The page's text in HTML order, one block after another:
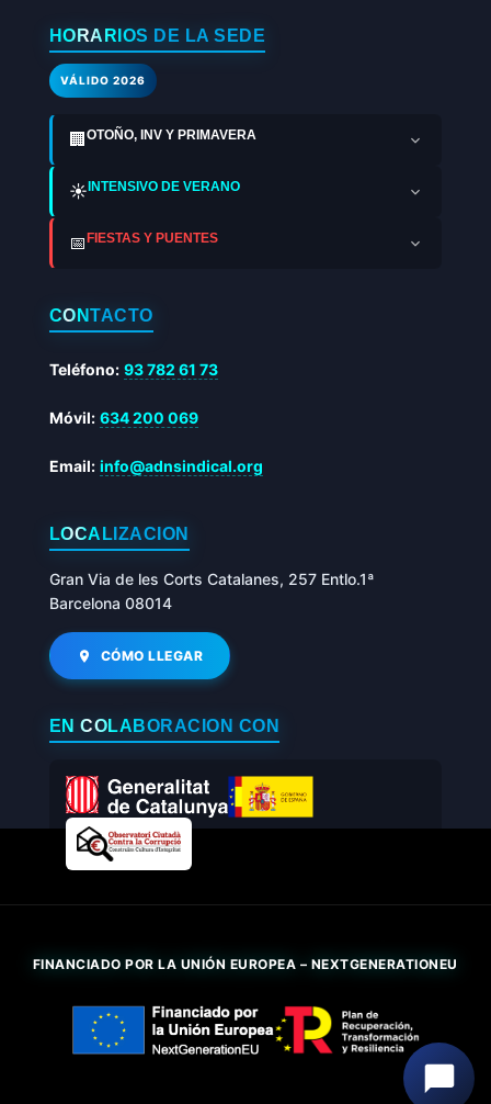
HORARIOS DE LA SEDE
VÁLIDO 2026
🏢 OTOÑO, INV Y PRIMAVERA
☀️INTENSIVO DE VERANO
📅FIESTAS Y PUENTES
CONTACTO
Teléfono: 93 782 61 73
Móvil: 634 200 069
Email: info@adnsindical.org
LOCALIZACIÓN
Gran Via de les Corts Catalanes, 257 Entlo.1ª
Barcelona 08014
CÓMO LLEGAR
EN COLABORACIÓN CON
FINANCIADO POR LA UNIÓN EUROPEA – NEXTGENERATIONEU